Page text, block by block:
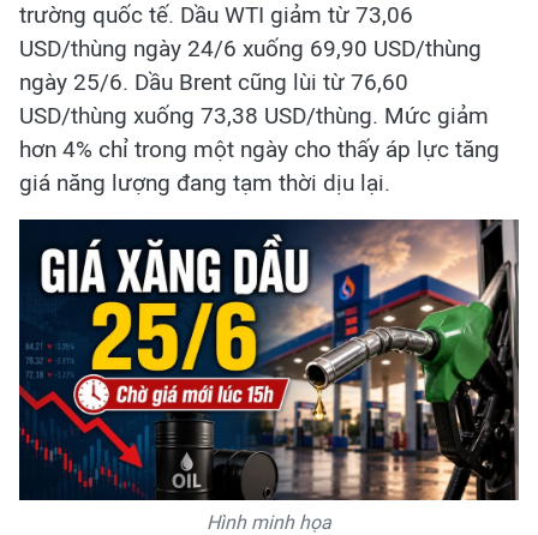
trường quốc tế. Dầu WTI giảm từ 73,06
USD/thùng ngày 24/6 xuống 69,90 USD/thùng
ngày 25/6. Dầu Brent cũng lùi từ 76,60
USD/thùng xuống 73,38 USD/thùng. Mức giảm
hơn 4% chỉ trong một ngày cho thấy áp lực tăng
giá năng lượng đang tạm thời dịu lại.
Hình minh họa